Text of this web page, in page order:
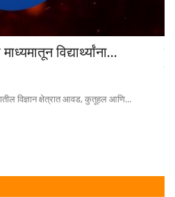
विद्यार्थ्यांना...
विज्ञान क्षेत्रात आवड, कुतूहल आणि...